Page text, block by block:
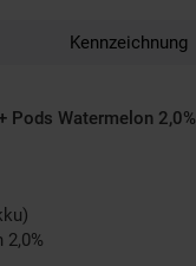
Kennzeichnung
Pods Watermelon 2,0%
2,0%